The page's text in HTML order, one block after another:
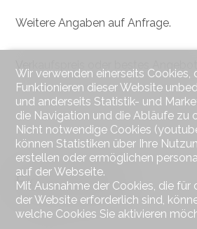
Weitere Angaben auf Anfrage.
Eigenschaften
Wir verwenden einerseits Cookies,
Funktionieren dieser Website
und anderseits Statistik- und
die Navigation und die Abläufe zu
Nicht notwendige Cookies
können Statistiken über Ihre
erstellen oder ermöglichen
auf der Webseite.
Mit Ausnahme der Cookies, die für
der Website erforderlich sind,
welche Cookies Sie aktivieren